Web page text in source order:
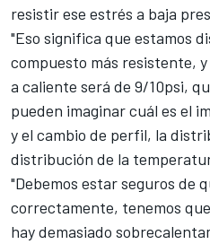
resistir ese estrés a baja
"Eso significa que estamos
compuesto más resistente,
a caliente será de 9/10psi,
pueden imaginar cuál es el
y el cambio de perfil, la
distribución de la
"Debemos estar seguros de
correctamente, tenemos
hay demasiado